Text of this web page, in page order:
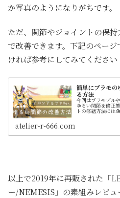
か写真のようになりがちです。
ただ、関節やジョイントの保
で改善できます。下記のペー
ければ参考にしてみてください
簡単にプラモの
る方法
今回はプラモデル
ゆるい関節を修正
トの修繕方法には
テキストだけでは
atelier-r-666.com
以上で2019年に再販された「
ー/NEMESIS」の素組みレビュ